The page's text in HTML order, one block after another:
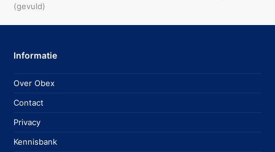
(gevuld)
Informatie
Over Obex
Contact
Privacy
Kennisbank